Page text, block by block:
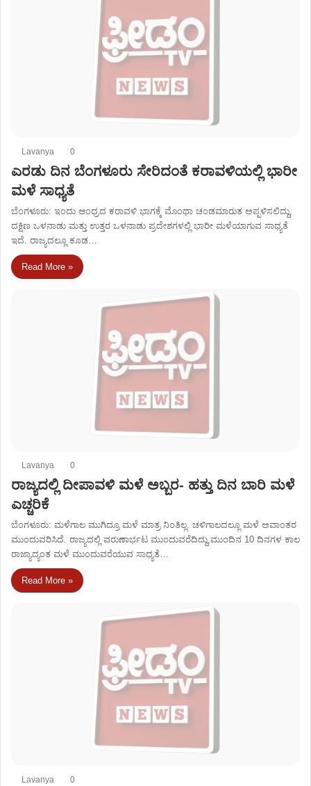
Lavanya 0
ಎರಡು ದಿನ ಬೆಂಗಳೂರು ಸೇರಿದಂತೆ ಕರಾವಳಿಯಲ್ಲಿ ಭಾರೀ
ಮಳೆ ಸಾಧ್ಯತೆ
ಬೆಂಗಳೂರು: ಇಂದು ಆಂಧ್ರದ ಕರಾವಳಿ ಭಾಗಕ್ಕೆ ಮೊಂಥಾ ಚಂಡಮಾರುತ ಅಪ್ಪಳಿಸಲಿದ್ದು,
ದಕ್ಷಿಣ ಒಳನಾಡು ಮತ್ತು ಉತ್ತರ ಒಳನಾಡು ಪ್ರದೇಶಗಳಲ್ಲಿ ಭಾರೀ ಮಳೆಯಾಗುವ ಸಾಧ್ಯತೆ
ಇದೆ. ರಾಜ್ಯದಲ್ಲೂ ಕೂಡ…
Read More »
Lavanya 0
ರಾಜ್ಯದಲ್ಲಿ ದೀಪಾವಳಿ ಮಳೆ ಅಬ್ಬರ- ಹತ್ತು ದಿನ ಬಾರಿ ಮಳೆ
ಎಚ್ಚರಿಕೆ
ಬೆಂಗಳೂರು: ಮಳೆಗಾಲ ಮುಗಿದ್ರೂ ಮಳೆ ಮಾತ್ರ ನಿಂತಿಲ್ಲ. ಚಳಿಗಾಲದಲ್ಲೂ ಮಳೆ ಅವಾಂತರ
ಮುಂದುವರಿಸಿದೆ. ರಾಜ್ಯದಲ್ಲಿ ವರುಣಾರ್ಭಟ ಮುಂದುವರೆದಿದ್ದು,ಮುಂದಿನ 10 ದಿನಗಳ ಕಾಲ
ರಾಜ್ಯಾದ್ಯಂತ ಮಳೆ ಮುಂದುವರೆಯುವ ಸಾಧ್ಯತೆ…
Read More »
Lavanya 0